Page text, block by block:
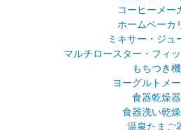
オーブントース
オーブンレ
ホットプレート・デイリー
グリルなべ
ホーロー電気調
自動調理な
電気圧力ＩＨ
コーヒーメー
ホームベーカ